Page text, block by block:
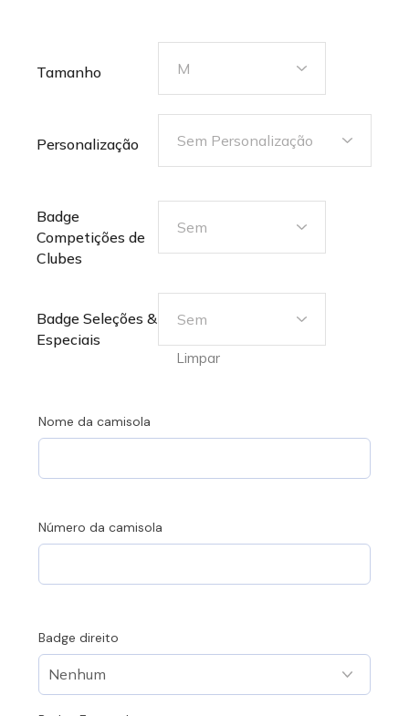
Tamanho
Personalização
Badge
Competições de
Clubes
Badge Seleções &
Especiais
Limpar
Nome da camisola
Número da camisola
Badge direito